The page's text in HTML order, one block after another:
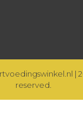
|
reserved.